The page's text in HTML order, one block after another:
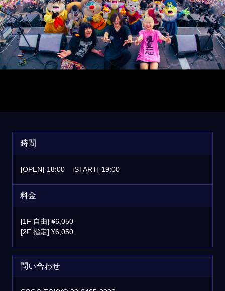
時間
[OPEN] 18:00 [START] 19:00
料金
[1F 自由] ¥6,050
[2F 指定] ¥6,050
問い合わせ